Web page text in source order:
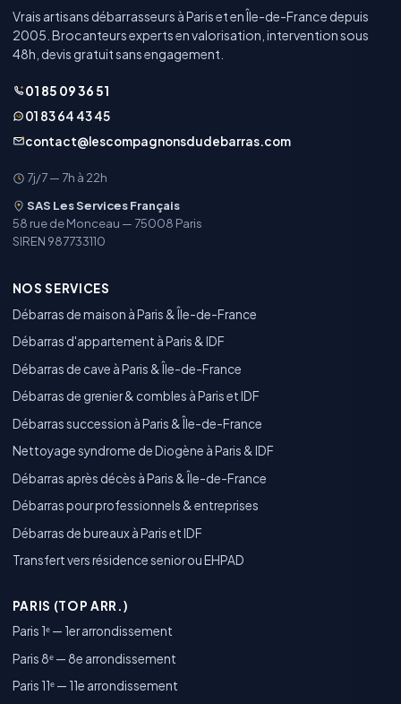
Vrais artisans débarrasseurs à Paris et en Île-de-France depuis
2005. Brocanteurs experts en valorisation, intervention sous
48h, devis gratuit sans engagement.
01 85 09 36 51
01 83 64 43 45
contact@lescompagnonsdudebarras.com
7j/7 — 7h à 22h
SAS Les Services Français
58 rue de Monceau — 75008 Paris
SIREN 987733110
NOS SERVICES
Débarras de maison à Paris & Île-de-France
Débarras d'appartement à Paris & IDF
Débarras de cave à Paris & Île-de-France
Débarras de grenier & combles à Paris et IDF
Débarras succession à Paris & Île-de-France
Nettoyage syndrome de Diogène à Paris & IDF
Débarras après décès à Paris & Île-de-France
Débarras pour professionnels & entreprises
Débarras de bureaux à Paris et IDF
Transfert vers résidence senior ou EHPAD
PARIS (TOP ARR.)
Paris 1ᵉ — 1er arrondissement
Paris 8ᵉ — 8e arrondissement
Paris 11ᵉ — 11e arrondissement